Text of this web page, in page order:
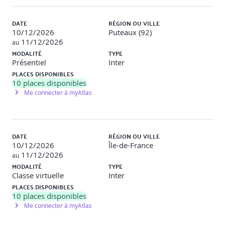
Zoom sur le logiciel Open Source "R".
Travaux pratiques
Utilisation de packages pour faire les analyses statistiques.
DATE
10/12/2026
au 11/12/2026
RÉGION OU VILLE
Puteaux (92)
MODALITÉ
Présentiel
TYPE
Inter
PLACES DISPONIBLES
10 places disponibles
Me connecter à myAtlas
DATE
10/12/2026
au 11/12/2026
RÉGION OU VILLE
Île-de-France
MODALITÉ
Classe virtuelle
TYPE
Inter
PLACES DISPONIBLES
10 places disponibles
Me connecter à myAtlas